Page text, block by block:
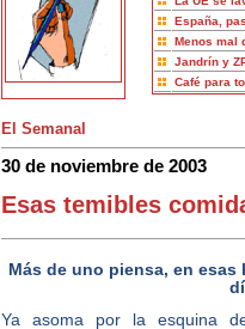
España,
Menos mal
Jandrín y
Café para
El Semanal
30 de noviembre de 2003
Esas temibles
Más de uno piensa, en
Ya asoma por la esquina